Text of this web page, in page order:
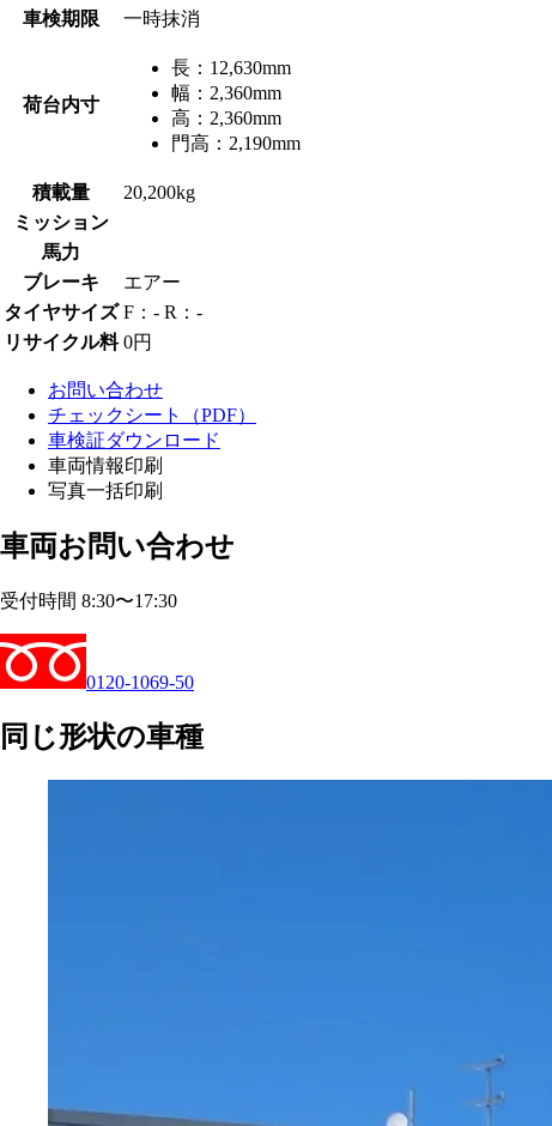
車検期限
一時抹消
荷台内寸
長： 12,630mm
幅： 2,360mm
高： 2,360mm
門高： 2,190mm
積載量
20,200kg
ミッション
馬力
ブレーキ
エアー
タイヤサイズ F：- R：-
リサイクル料 0円
お問い合わせ
チェックシート（PDF）
車検証ダウンロード
車両情報印刷
写真一括印刷
車両お問い合わせ
受付時間 8:30〜17:30
0120-1069-50
同じ形状の車種